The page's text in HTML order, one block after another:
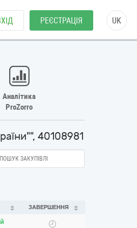
РЕЄСТРАЦІЯ UK
Аналітика
ProZorro
40108981
ЗАВЕРШЕННЯ